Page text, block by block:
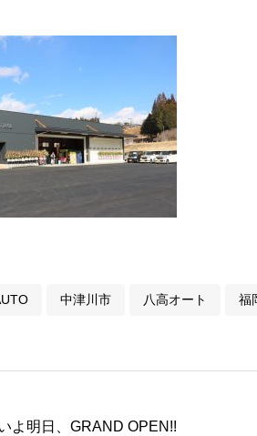
中津川市 八高オート 福
よ明日、GRAND OPEN!!